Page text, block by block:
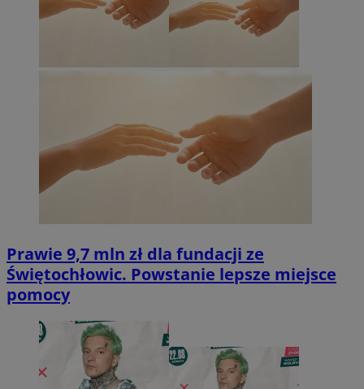
Prawie 9,7 mln zł dla fundacji ze
Świętochłowic. Powstanie lepsze miejsce
pomocy